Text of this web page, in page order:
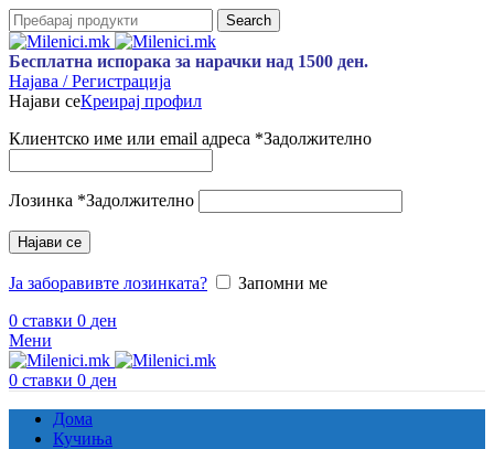
Search
Бесплатна испорака за нарачки над 1500 ден.
Најава / Регистрација
Најави сеКреирај профил
Клиентско име или email адреса *Задолжително
Лозинка *Задолжително
Најави се
Ја заборавивте лозинката?
Запомни ме
0 ставки 0 ден
Мени
0 ставки 0 ден
Дома
Кучиња